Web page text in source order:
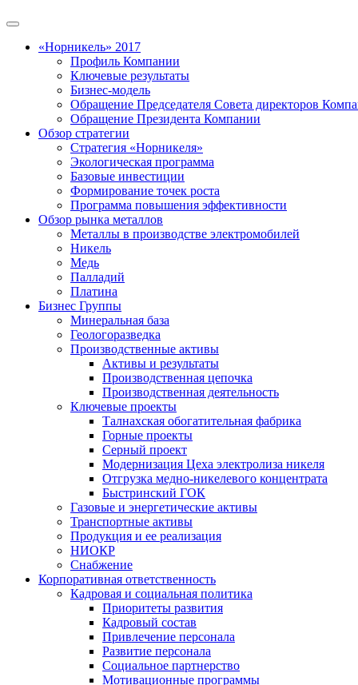
«Норникель» 2017
Профиль Компании
Ключевые результаты
Бизнес-модель
Обращение Председателя Совета директоров
Обращение Президента Компании
Обзор стратегии
Стратегия «Норникеля»
Экологическая программа
Базовые инвестиции
Формирование точек роста
Программа повышения эффективности
Обзор рынка металлов
Металлы в производстве электромобилей
Никель
Медь
Палладий
Платина
Бизнес Группы
Минеральная база
Геологоразведка
Производственные активы
Активы и результаты
Производственная цепочка
Производственная деятельность
Ключевые проекты
Талнахская обогатительная фабрика
Горные проекты
Серный проект
Модернизация Цеха электролиза никеля
Отгрузка медно-никелевого концентрата
Быстринский ГОК
Газовые и энергетические активы
Транспортные активы
Продукция и ее реализация
НИОКР
Снабжение
Корпоративная ответственность
Кадровая и социальная политика
Приоритеты развития
Кадровый состав
Привлечение персонала
Развитие персонала
Социальное партнерство
Мотивационные программы